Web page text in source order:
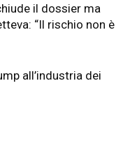
il dossier ma
“Il rischio non è
all’industria dei